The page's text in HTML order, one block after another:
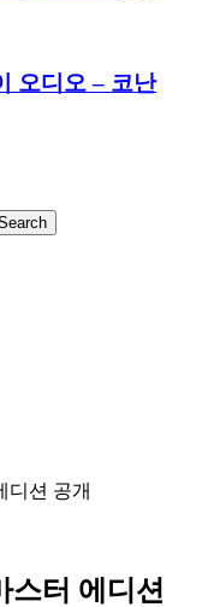
오디오 – 코난
디션 공개
스터 에디션